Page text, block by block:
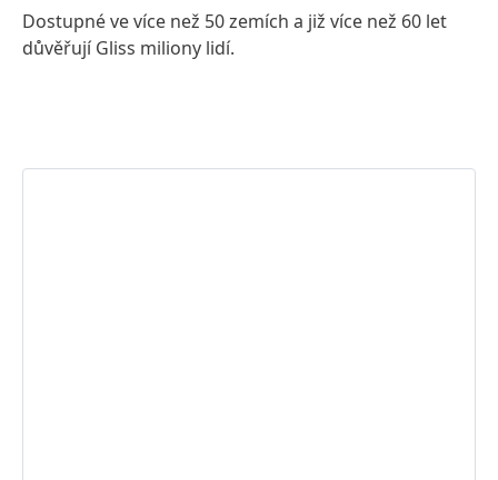
Dostupné ve více než 50 zemích a již více než 60 let
důvěřují Gliss miliony lidí.